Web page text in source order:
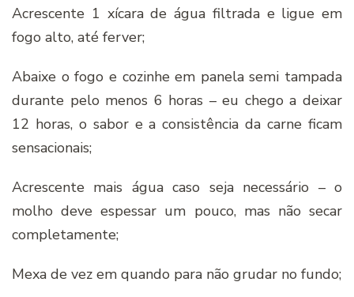
Acrescente 1 xícara de água filtrada e ligue em
fogo alto, até ferver;
Abaixe o fogo e cozinhe em panela semi tampada
durante pelo menos 6 horas – eu chego a deixar
12 horas, o sabor e a consistência da carne ficam
sensacionais;
Acrescente mais água caso seja necessário – o
molho deve espessar um pouco, mas não secar
completamente;
Mexa de vez em quando para não grudar no fundo;